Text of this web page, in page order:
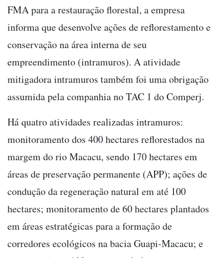
FMA para a restauração florestal, a empresa
informa que desenvolve ações de reflorestamento e
conservação na área interna de seu
empreendimento (intramuros). A atividade
mitigadora intramuros também foi uma obrigação
assumida pela companhia no TAC 1 do Comperj.
Há quatro atividades realizadas intramuros:
monitoramento dos 400 hectares reflorestados na
margem do rio Macacu, sendo 170 hectares em
áreas de preservação permanente (APP); ações de
condução da regeneração natural em até 100
hectares; monitoramento de 60 hectares plantados
em áreas estratégicas para a formação de
corredores ecológicos na bacia Guapi-Macacu; e